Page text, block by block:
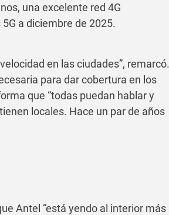
una excelente red 4G
a diciembre de 2025.
en las ciudades”, remarcó.
para dar cobertura en los
que “todas puedan hablar y
locales. Hace un par de años
Antel “está yendo al interior más